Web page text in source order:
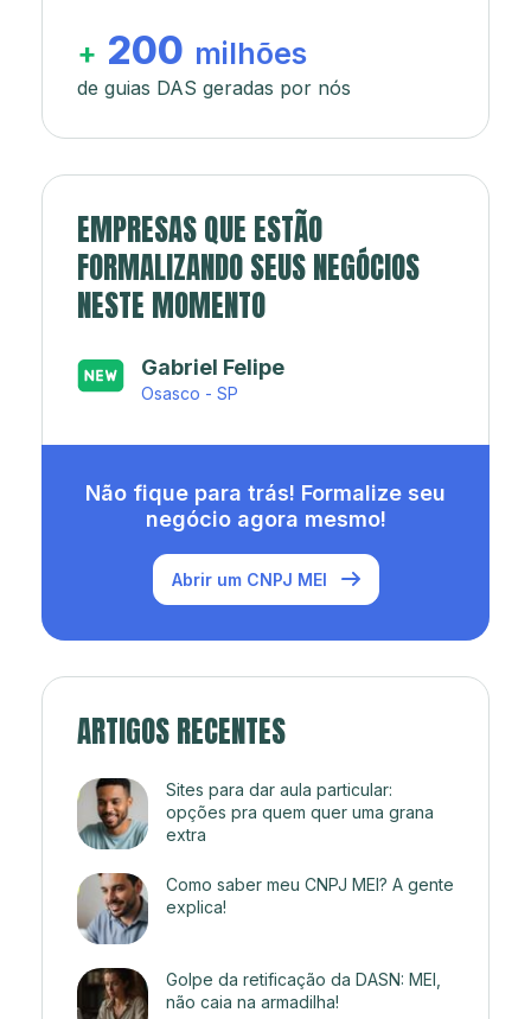
+ 200 milhões
de guias DAS geradas por nós
EMPRESAS QUE ESTÃO
FORMALIZANDO SEUS NEGÓCIOS
NESTE MOMENTO
Japa’s açaí e sorveteria
Rio de Janeiro - RJ
Não fique para trás! Formalize seu
negócio agora mesmo!
Abrir um CNPJ MEI
ARTIGOS RECENTES
Sites para dar aula particular:
opções pra quem quer uma grana
extra
Como saber meu CNPJ MEI? A gente
explica!
Golpe da retificação da DASN: MEI,
não caia na armadilha!